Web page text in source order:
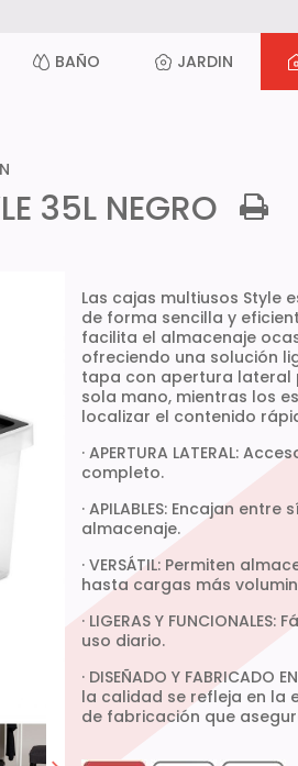
BAÑO JARDIN
35L NEGRO
Las cajas multiusos Style
de forma sencilla y
facilita el almacenaje
ofreciendo una solución
tapa con apertura lateral
sola mano, mientras los
localizar el contenido
· APERTURA LATERAL:
completo.
· APILABLES: Encajan
almacenaje.
· VERSÁTIL: Permiten
hasta cargas más
· LIGERAS Y
uso diario.
· DISEÑADO Y
la calidad se refleja en la
de fabricación que